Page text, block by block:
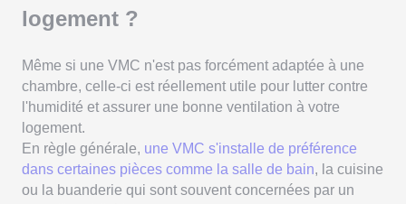
logement ?
Même si une VMC n'est pas forcément adaptée à une
chambre, celle-ci est réellement utile pour lutter contre
l'humidité et assurer une bonne ventilation à votre
logement.
En règle générale, une VMC s'installe de préférence
dans certaines pièces comme la salle de bain, la cuisine
ou la buanderie qui sont souvent concernées par un